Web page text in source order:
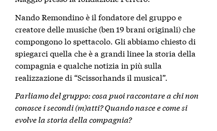
Nando Remondino è il fondatore del gruppo e
creatore delle musiche (ben 19 brani originali) che
compongono lo spettacolo. Gli abbiamo chiesto di
spiegarci quella che è a grandi linee la storia della
compagnia e qualche notizia in più sulla
realizzazione di “Scissorhands il musical”.
Parliamo del gruppo: cosa puoi raccontare a chi non
conosce i secondi (m)atti? Quando nasce e come si
evolve la storia della compagnia?